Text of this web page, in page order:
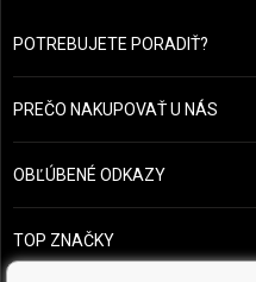
POTREBUJETE PORADIŤ?
PREČO NAKUPOVAŤ U NÁS
Obchodní
Ochrana
Přehled
OBĽÚBENÉ ODKAZY
Náš
Vzorky
TOP ZNAČKY